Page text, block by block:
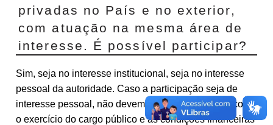
privadas no País e no exterior,
com atuação na mesma área de
interesse. É possível participar?
Sim, seja no interesse institucional, seja no interesse
pessoal da autoridade. Caso a participação seja de
interesse pessoal, não devem representar conflito com
o exercício do cargo público e as condições financeiras